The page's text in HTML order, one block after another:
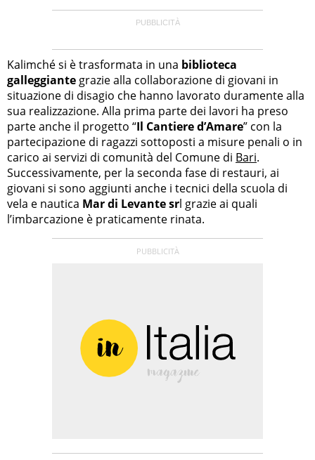
Kalimché si è trasformata in una biblioteca
galleggiante grazie alla collaborazione di giovani in
situazione di disagio che hanno lavorato duramente alla
sua realizzazione. Alla prima parte dei lavori ha preso
parte anche il progetto “Il Cantiere d’Amare” con la
partecipazione di ragazzi sottoposti a misure penali o in
carico ai servizi di comunità del Comune di Bari.
Successivamente, per la seconda fase di restauri, ai
giovani si sono aggiunti anche i tecnici della scuola di
vela e nautica Mar di Levante srl grazie ai quali
l’imbarcazione è praticamente rinata.